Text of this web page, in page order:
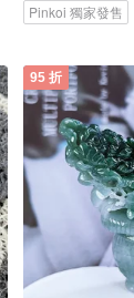
Pinkoi 獨家發售
95 折